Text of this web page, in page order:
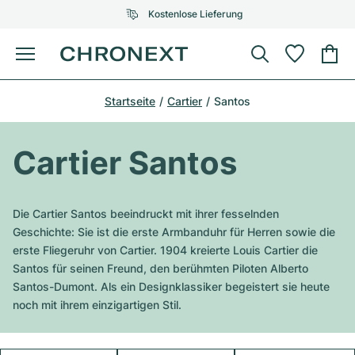
Kostenlose Lieferung
Menü
AUSGEWÄHLTE MARKEN
Alle Rolex Modelle
Top-Modelle
Omega
Alle Omega Modelle
Top-Modelle
Patek Philippe
Alle Patek Philippe Modelle
Audemars Piguet
Cartier
Certified Pre-Owned
Schmuck
AUSGEWÄHLTE MARKEN
Tiffany
Louis Vuitton
Gebauer & Gebauer
Van Cleef & Arpels
Neuzugänge
Startseite Cartier Santos
Cartier Santos
Die Cartier Santos beeindruckt mit ihrer fesselnden
Geschichte: Sie ist die erste Armbanduhr für Herren sowie die
erste Fliegeruhr von Cartier. 1904 kreierte Louis Cartier die
Santos für seinen Freund, den berühmten Piloten Alberto
Santos-Dumont. Als ein Designklassiker begeistert sie heute
noch mit ihrem einzigartigen Stil.